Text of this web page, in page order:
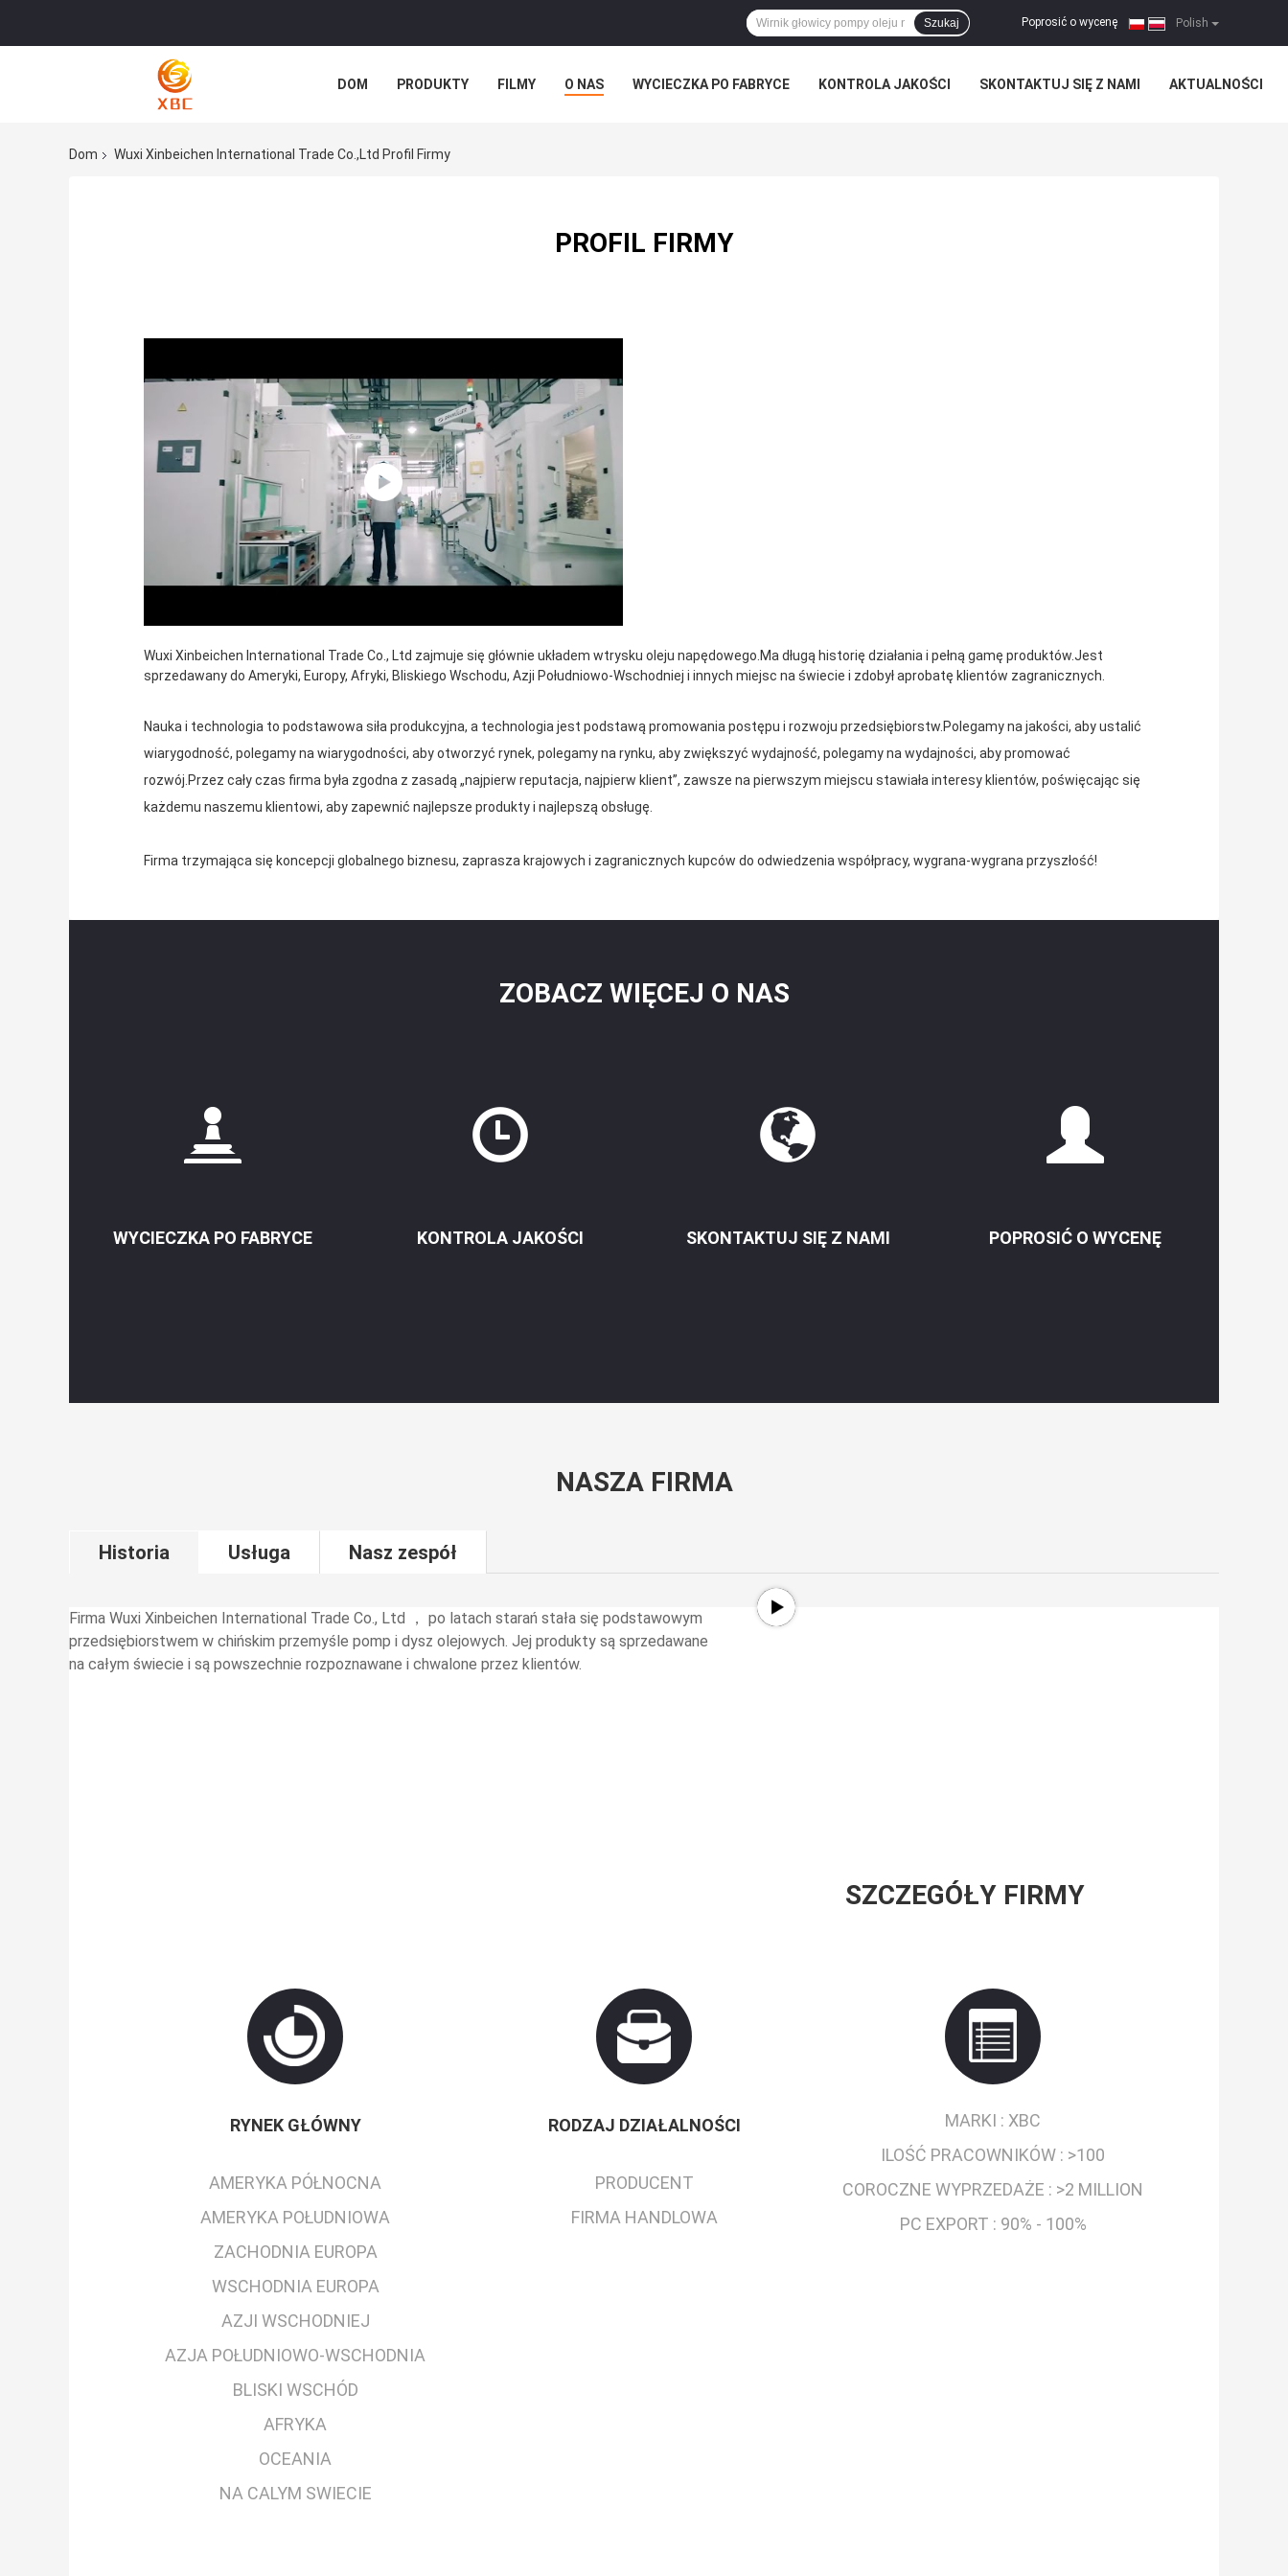
Polish
Poprosić o wycenę |
Szukaj
DOM PRODUKTY FILMY O NAS WYCIECZKA PO FABRYCE KONTROLA JAKOŚCI SKONTAKTUJ SIĘ Z NAMI AKTUALNOŚCI
Dom Wuxi Xinbeichen International Trade Co.,Ltd Profil Firmy
PROFIL FIRMY
Wuxi Xinbeichen International Trade Co., Ltd zajmuje się głównie układem wtrysku oleju napędowego.Ma długą historię działania i pełną gamę produktów.Jest
sprzedawany do Ameryki, Europy, Afryki, Bliskiego Wschodu, Azji Południowo-Wschodniej i innych miejsc na świecie i zdobył aprobatę klientów zagranicznych.
Nauka i technologia to podstawowa siła produkcyjna, a technologia jest podstawą promowania postępu i rozwoju przedsiębiorstw.Polegamy na jakości, aby ustalić
wiarygodność, polegamy na wiarygodności, aby otworzyć rynek, polegamy na rynku, aby zwiększyć wydajność, polegamy na wydajności, aby promować
rozwój.Przez cały czas firma była zgodna z zasadą „najpierw reputacja, najpierw klient”, zawsze na pierwszym miejscu stawiała interesy klientów, poświęcając się
każdemu naszemu klientowi, aby zapewnić najlepsze produkty i najlepszą obsługę.
Firma trzymająca się koncepcji globalnego biznesu, zaprasza krajowych i zagranicznych kupców do odwiedzenia współpracy, wygrana-wygrana przyszłość!
ZOBACZ WIĘCEJ O NAS
WYCIECZKA PO FABRYCE KONTROLA JAKOŚCI SKONTAKTUJ SIĘ Z NAMI POPROSIĆ O WYCENĘ
NASZA FIRMA
Historia Usługa Nasz zespół
Firma Wuxi Xinbeichen International Trade Co., Ltd ， po latach starań stała się podstawowym
przedsiębiorstwem w chińskim przemyśle pomp i dysz olejowych. Jej produkty są sprzedawane
na całym świecie i są powszechnie rozpoznawane i chwalone przez klientów.
SZCZEGÓŁY FIRMY
RYNEK GŁÓWNY
AMERYKA PÓŁNOCNA
AMERYKA POŁUDNIOWA
ZACHODNIA EUROPA
WSCHODNIA EUROPA
AZJI WSCHODNIEJ
AZJA POŁUDNIOWO-WSCHODNIA
BLISKI WSCHÓD
AFRYKA
OCEANIA
NA CALYM SWIECIE
RODZAJ DZIAŁALNOŚCI
PRODUCENT
FIRMA HANDLOWA
MARKI : XBC
ILOŚĆ PRACOWNIKÓW : >100
COROCZNE WYPRZEDAŻE : >2 MILLION
PC EXPORT : 90% - 100%